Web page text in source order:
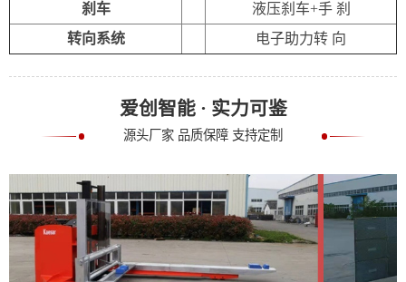
刹车
液压刹车+手 刹
转向系统
电子助力转 向
爱创智能 · 实力可鉴
源头厂家 品质保障 支持定制